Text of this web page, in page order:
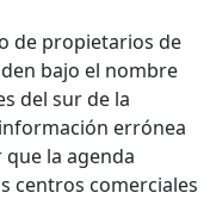
de propietarios de
bajo el nombre
del sur de la
errónea
la agenda
centros comerciales